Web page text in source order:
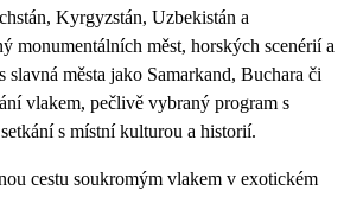
Kyrgyzstán, Uzbekistán a
monumentálních měst, horských scenérií a
města jako Samarkand, Buchara či
vlakem, pečlivě vybraný program s
s místní kulturou a historií.
cestu soukromým vlakem v exotickém